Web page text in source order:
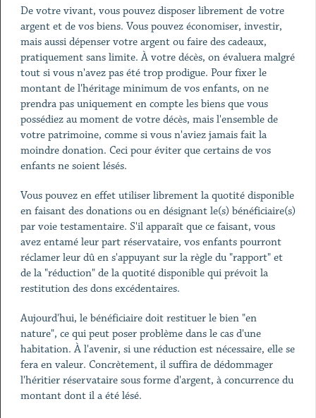
De votre vivant, vous pouvez disposer librement de votre
argent et de vos biens. Vous pouvez économiser, investir,
mais aussi dépenser votre argent ou faire des cadeaux,
pratiquement sans limite. À votre décès, on évaluera malgré
tout si vous n'avez pas été trop prodigue. Pour fixer le
montant de l'héritage minimum de vos enfants, on ne
prendra pas uniquement en compte les biens que vous
possédiez au moment de votre décès, mais l'ensemble de
votre patrimoine, comme si vous n'aviez jamais fait la
moindre donation. Ceci pour éviter que certains de vos
enfants ne soient lésés.
Vous pouvez en effet utiliser librement la quotité disponible
en faisant des donations ou en désignant le(s) bénéficiaire(s)
par voie testamentaire. S'il apparaît que ce faisant, vous
avez entamé leur part réservataire, vos enfants pourront
réclamer leur dû en s'appuyant sur la règle du "rapport" et
de la "réduction" de la quotité disponible qui prévoit la
restitution des dons excédentaires.
Aujourd'hui, le bénéficiaire doit restituer le bien "en
nature", ce qui peut poser problème dans le cas d'une
habitation. À l'avenir, si une réduction est nécessaire, elle se
fera en valeur. Concrètement, il suffira de dédommager
l'héritier réservataire sous forme d'argent, à concurrence du
montant dont il a été lésé.